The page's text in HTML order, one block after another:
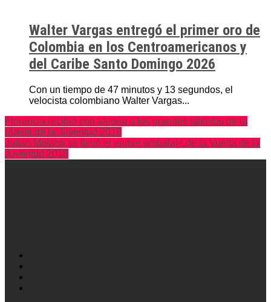
Walter Vargas entregó el primer oro de
Colombia en los Centroamericanos y
del Caribe Santo Domingo 2026
Con un tiempo de 47 minutos y 13 segundos, el
velocista colombiano Walter Vargas...
Florencia recibió con alegría a los grandes talentos de la
Vuelta de la Juventud 2018
Julián Molano se llevó el primer embalaje de la Vuelta de la
Juventud 2018